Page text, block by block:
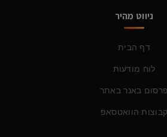
ניווט מהיר
דף הבית
לוח מודעות
פרסום באנר באתר
קבוצות הוואטסאפ